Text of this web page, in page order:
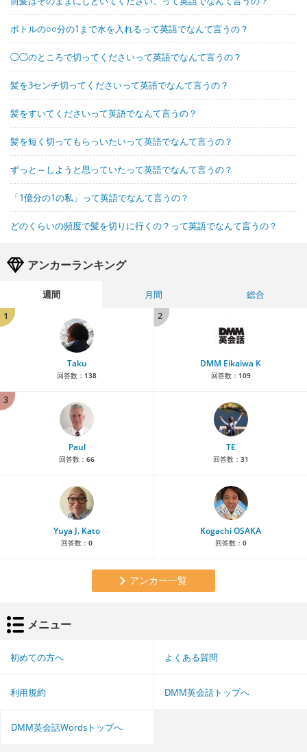
ボトルの○○分の1まで水を入れるって英語でなんて言うの？
◯◯のところで切ってくださいって英語でなんて言うの？
髪を3センチ切ってくださいって英語でなんて言うの？
髪をすいてくださいって英語でなんて言うの？
髪を短く切ってもらっいたいって英語でなんて言うの？
ずっと～しようと思っていたって英語でなんて言うの？
「1億分の1の私」って英語でなんて言うの？
どのくらいの頻度で髪を切りに行くの？って英語でなんて言うの？
アンカーランキング
週間 月間
総合
1
Taku
回答数： 138
2
DMM Eikaiwa K
回答数： 109
3
Paul
回答数： 66
TE
回答数： 31
Yuya J. Kato
回答数： 0
Kogachi OSAKA
回答数： 0
アンカー一覧
メニュー
初めての方へ よくある質問
利用規約 DMM英会話トップへ
DMM英会話Wordsトップへ